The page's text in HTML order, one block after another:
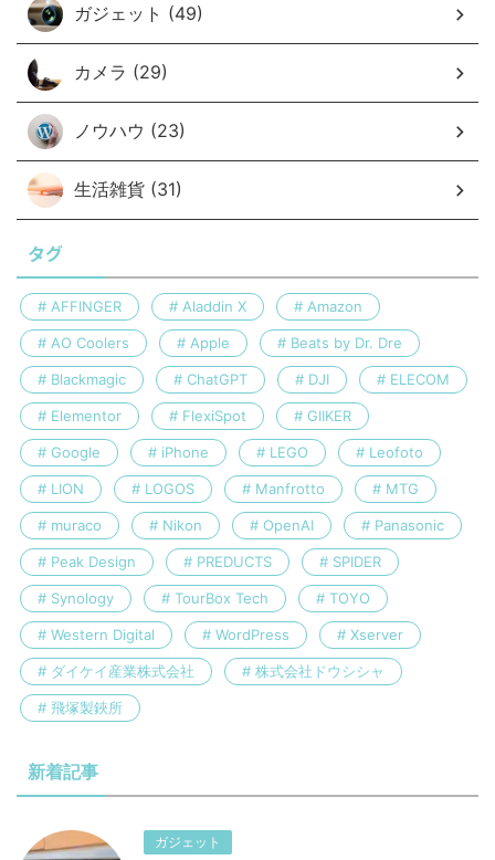
ガジェット (49)
カメラ (29)
ノウハウ (23)
生活雑貨 (31)
タグ
AFFINGER Aladdin X Amazon
AO Coolers Apple Beats by Dr. Dre
Blackmagic ChatGPT DJI ELECOM
Elementor FlexiSpot GIIKER
Google iPhone LEGO Leofoto
LION LOGOS Manfrotto MTG
muraco Nikon OpenAI Panasonic
Peak Design PREDUCTS SPIDER
Synology TourBox Tech TOYO
Western Digital WordPress Xserver
ダイケイ産業株式会社 株式会社ドウシシャ
飛塚製鋏所
新着記事
ガジェット